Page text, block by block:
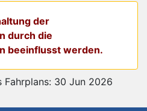
der
durch die
beeinflusst werden.
30 Jun 2026